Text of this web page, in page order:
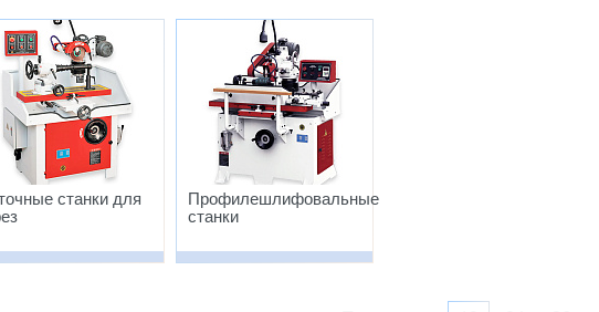
станки для
Профилешлифовальные
станки